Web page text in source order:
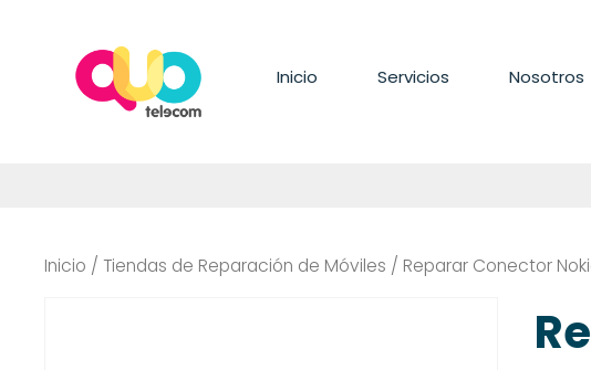
contenido
Inicio Servicios Nosotros
Inicio / Tiendas de Reparación de Móviles / Reparar Conector